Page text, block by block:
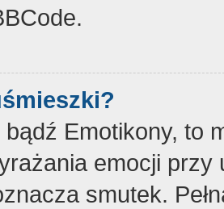
Emotikony, to
emocji
smutek.